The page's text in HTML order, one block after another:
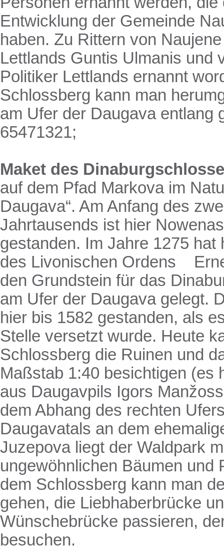
Entwicklung der Gemeinde
haben. Zu Rittern von
Lettlands Guntis Ulmanis und
Politiker Lettlands ernannt
Schlossberg kann man
am Ufer der Daugava entlang
65471321;
Maket des
auf dem Pfad Markova im
Daugava“. Am Anfang des
Jahrtausends ist hier
gestanden. Im Jahre 1275 hat
des Livonischen Ordens
den Grundstein für das
am Ufer der Daugava gelegt.
hier bis 1582 gestanden, als
Stelle versetzt wurde. Heute
Schlossberg die Ruinen und
Maßstab 1:40 besichtigen (es
aus Daugavpils Igors
dem Abhang des rechten
Daugavatals an dem
Juzepova liegt der Waldpark
ungewöhnlichen Bäumen und
dem Schlossberg kann man
gehen, die Liebhaberbrücke
Wünschebrücke passieren,
besuchen.